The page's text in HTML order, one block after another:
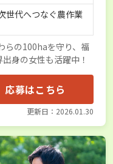
世代へつなぐ農作業
らの100haを守り、福
身の女性も活躍中！
応募はこちら
更新日：2026.01.30